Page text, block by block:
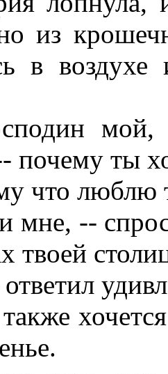
из
в воздухе
мой,
почему ты
что люблю
--
твоей